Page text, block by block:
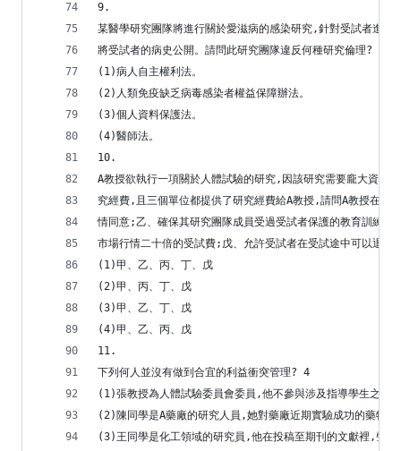
9.
某醫學研究團隊將進行關於愛滋病的感染研究,針對受試者進行
將受試者的病史公開。請問此研究團隊違反何種研究倫理? 3
(1)病人自主權利法。
(2)人類免疫缺乏病毒感染者權益保障辦法。
(3)個人資料保護法。
(4)醫師法。
10.
A教授欲執行一項關於人體試驗的研究,因該研究需要龐大資金,
究經費,且三個單位都提供了研究經費給A教授,請問A教授在招
情同意;乙、確保其研究團隊成員受過受試者保護的教育訓練;
市場行情二十倍的受試費;戊、允許受試者在受試途中可以退出
(1)甲、乙、丙、丁、戊
(2)甲、丙、丁、戊
(3)甲、乙、丁、戊
(4)甲、乙、丙、戊
11.
下列何人並沒有做到合宜的利益衝突管理? 4
(1)張教授為人體試驗委員會委員,他不參與涉及指導學生之研
(2)陳同學是A藥廠的研究人員,她對藥廠近期實驗成功的藥物,
(3)王同學是化工領域的研究員,他在投稿至期刊的文獻裡,聲明